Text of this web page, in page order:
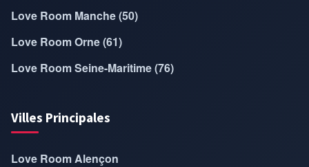
Love Room Manche (50)
Love Room Orne (61)
Love Room Seine-Maritime (76)
Villes Principales
Love Room Alençon